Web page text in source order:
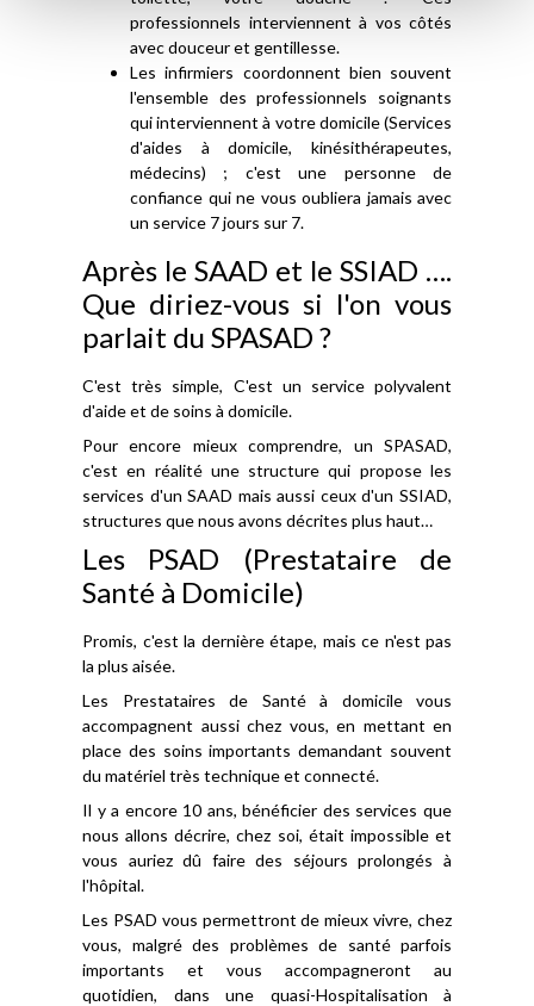
professionnels interviennent à vos côtés
avec douceur et gentillesse.
Les infirmiers coordonnent bien souvent
l'ensemble des professionnels soignants
qui interviennent à votre domicile (Services
d'aides à domicile, kinésithérapeutes,
médecins) ; c'est une personne de
confiance qui ne vous oubliera jamais avec
un service 7 jours sur 7.
Après le SAAD et le SSIAD ….
Que diriez-vous si l'on vous
parlait du SPASAD ?
C'est très simple, C'est un service polyvalent
d'aide et de soins à domicile.
Pour encore mieux comprendre, un SPASAD,
c'est en réalité une structure qui propose les
services d'un SAAD mais aussi ceux d'un SSIAD,
structures que nous avons décrites plus haut…
Les PSAD (Prestataire de
Santé à Domicile)
Promis, c'est la dernière étape, mais ce n'est pas
la plus aisée.
Les Prestataires de Santé à domicile vous
accompagnent aussi chez vous, en mettant en
place des soins importants demandant souvent
du matériel très technique et connecté.
Il y a encore 10 ans, bénéficier des services que
nous allons décrire, chez soi, était impossible et
vous auriez dû faire des séjours prolongés à
l'hôpital.
Les PSAD vous permettront de mieux vivre, chez
vous, malgré des problèmes de santé parfois
importants et vous accompagneront au
quotidien, dans une quasi-Hospitalisation à